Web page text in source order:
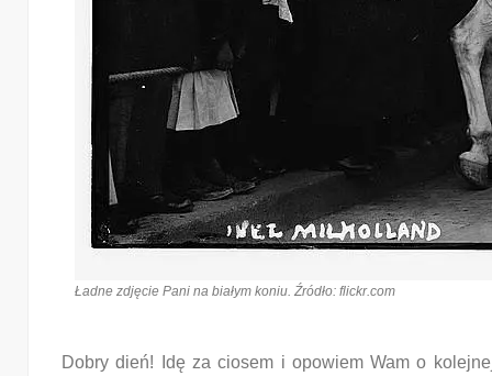
Ładne zdjęcie Pani na białym koniu. Źródło: flickr.com
Dobry dień! Idę za ciosem i opowiem Wam o